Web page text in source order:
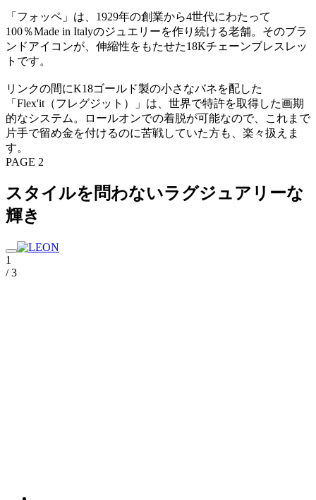
「フォッペ」は、1929年の創業から4世代にわたって
100％Made in Italyのジュエリーを作り続ける老舗。そのブラ
ンドアイコンが、伸縮性をもたせた18Kチェーンブレスレッ
トです。
リンクの間にK18ゴールド製の小さなバネを配した
「Flex'it（フレグジット）」は、世界で特許を取得した画期
的なシステム。ロールオンでの着脱が可能なので、これまで
片手で留め金を付けるのに苦戦していた方も、楽々扱えま
す。
PAGE 2
スタイルを問わないラグジュアリーな
輝き
1
/ 3